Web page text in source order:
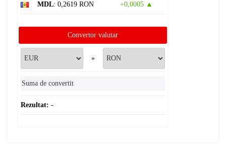
MDL: 0,2619 RON +0,0005 ▲
Convertor valutar
»
Rezultat: -